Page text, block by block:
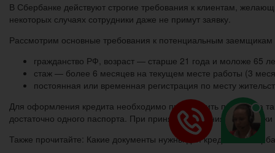
В Сбербанке действуют строгие требования к клиентам,
некоторых случаях сотрудники даже не примут заявку.
Рассмотрим основные требования к потенциальным
гражданство РФ, возраст — старше 21 года и моложе 65
стаж — более 6 месяцев на текущем месте работы (3
постоянная или временная регистрация по месту
Для оформления кредита необходимо представить паспорт, а
достаточно одного паспорта. При принятии решения
Также прочитайте: Какие документы нужны для кредита в